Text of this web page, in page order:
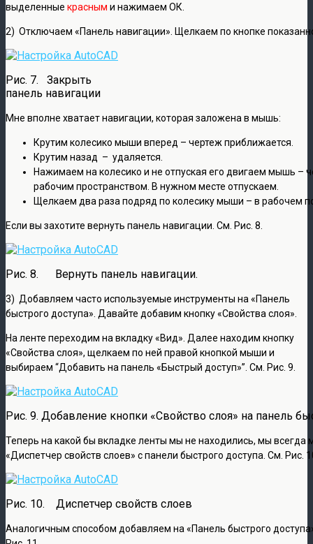
выделенные красным и нажимаем ОК.
2) Отключаем «Панель навигации». Щелкаем по кнопке
Рис. 7. Закрыть
панель навигации
Мне вполне хватает навигации, которая заложена в мышь:
Крутим колесико мыши вперед – чертеж приближается.
Крутим назад – удаляется.
Нажимаем на колесико и не отпуская его двигаем мышь –
рабочим пространством. В нужном месте отпускаем.
Щелкаем два раза подряд по колесику мыши – в рабочем
Если вы захотите вернуть панель навигации. См. Рис. 8.
Рис. 8. Вернуть панель навигации.
3) Добавляем часто используемые инструменты на «Панель
быстрого доступа». Давайте добавим кнопку «Свойства слоя».
На ленте переходим на вкладку «Вид». Далее находим кнопку
«Свойства слоя», щелкаем по ней правой кнопкой мыши и
выбираем “Добавить на панель «Быстрый доступ»”. См. Рис. 9.
Рис. 9. Добавление кнопки «Свойство слоя» на панель
Теперь на какой бы вкладке ленты мы не находились, мы всегда
«Диспетчер свойств слоев» с панели быстрого доступа. См. Рис.
Рис. 10. Диспетчер свойств слоев
Аналогичным способом добавляем на «Панель быстрого